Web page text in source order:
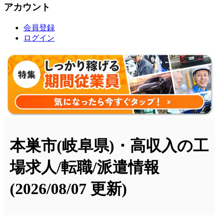
アカウント
会員登録
ログイン
本巣市(岐阜県)・高収入の工
場求人/転職/派遣情報
(2026/08/07 更新)